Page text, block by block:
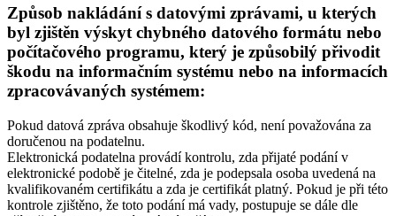
Způsob nakládání s datovými zprávami, u kterých
byl zjištěn výskyt chybného datového formátu nebo
počítačového programu, který je způsobilý přivodit
škodu na informačním systému nebo na informacích
zpracovávaných systémem:
Pokud datová zpráva obsahuje škodlivý kód, není považována za
doručenou na podatelnu.
Elektronická podatelna provádí kontrolu, zda přijaté podání v
elektronické podobě je čitelné, zda je podepsala osoba uvedená na
kvalifikovaném certifikátu a zda je certifikát platný. Pokud je při této
kontrole zjištěno, že toto podání má vady, postupuje se dále dle